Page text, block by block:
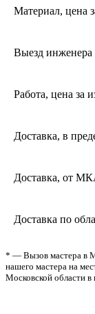
Материал, цена
Выезд инженера
Работа, цена за
Доставка, в
Доставка, от
Доставка по
* — Вызов мастера в
нашего мастера на
Московской области